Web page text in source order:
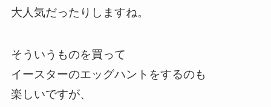
大人気だったりしますね。
そういうものを買って
イースターのエッグハントをするのも
楽しいですが、